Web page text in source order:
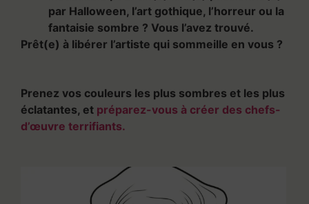
par Halloween, l’art gothique, l’horreur ou la
fantaisie sombre ? Vous l’avez trouvé.
Prêt(e) à libérer l’artiste qui sommeille en vous ?
Prenez vos couleurs les plus sombres et les plus
éclatantes, et préparez-vous à créer des chefs-
d’œuvre terrifiants.